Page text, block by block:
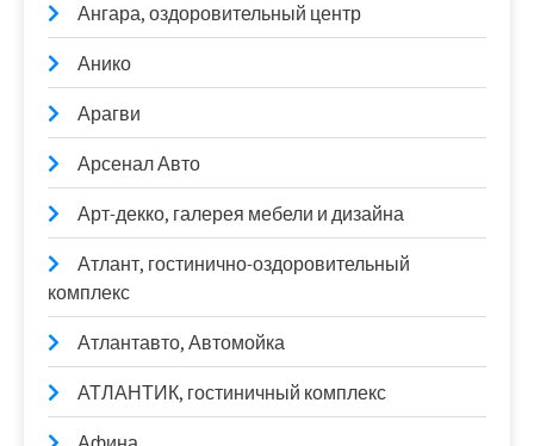
Ангара, оздоровительный центр
Анико
Арагви
Арсенал Авто
Арт-декко, галерея мебели и дизайна
Атлант, гостинично-оздоровительный
комплекс
Атлантавто, Автомойка
АТЛАНТИК, гостиничный комплекс